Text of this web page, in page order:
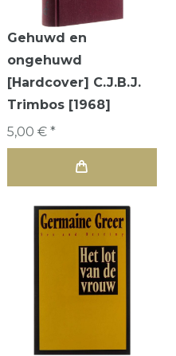
Gehuwd en
ongehuwd
[Hardcover] C.J.B.J.
Trimbos [1968]
5,00 € *